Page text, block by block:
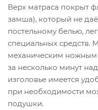
Верх матраса покрыт
замша), который не
постельному белью,
специальных средств.
механическим ножным
за несколько минут
изголовье имеется
при необходимости
подушки.